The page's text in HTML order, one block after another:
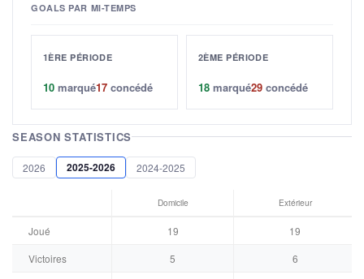
GOALS PAR MI-TEMPS
1ÈRE PÉRIODE
10 marqué17 concédé
2ÈME PÉRIODE
18 marqué29 concédé
SEASON STATISTICS
2026 2025-2026 2024-2025
Domicile Extérieur
Joué 19
19
Victoires
5
6